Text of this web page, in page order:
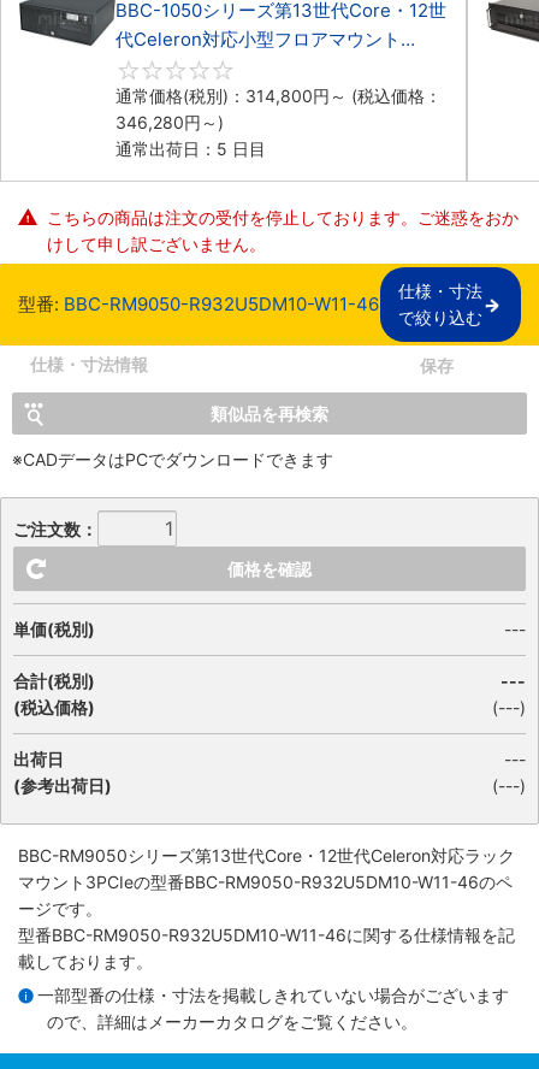
BBC-1050シリーズ第13世代Core・12世
代Celeron対応小型フロアマウント
3PCIe
通常価格(税別)： 314,800円 ～ (税込価格：
346,280円 ～)
通常出荷日：5 日目
こちらの商品は注文の受付を停止しております。ご迷惑をおか
けして申し訳ございません。
型番: BBC-RM9050-R932U5DM10-W11-46
仕様・寸法
で絞り込む
仕様・寸法情報 保存
類似品を再検索
※CADデータはPCでダウンロードできます
ご注文数：
価格を確認
単価(税別) ---
合計(税別)
(税込価格)
---
(---)
出荷日
(参考出荷日)
---
(---)
BBC-RM9050シリーズ第13世代Core・12世代Celeron対応ラック
マウント3PCIeの型番BBC-RM9050-R932U5DM10-W11-46のペ
ージです。
型番BBC-RM9050-R932U5DM10-W11-46に関する仕様情報を記
載しております。
一部型番の仕様・寸法を掲載しきれていない場合がございます
ので、詳細は メーカーカタログをご覧ください。